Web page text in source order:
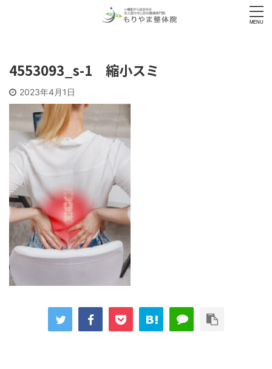
4553093_s-1 縮小スミ
2023年4月1日